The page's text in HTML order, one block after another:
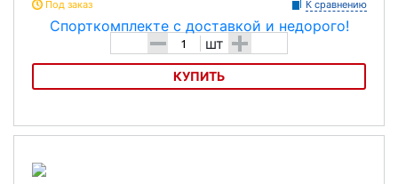
Под заказ К сравнению
- шт +
КУПИТЬ
Велозамок 140 г., ABUS 1200